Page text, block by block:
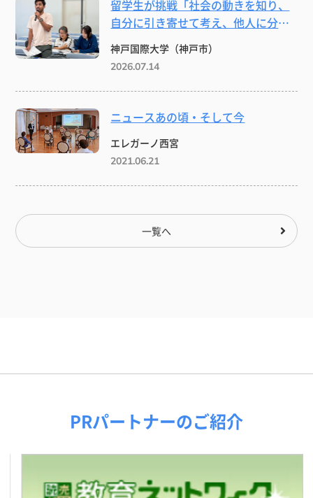
留学生が挑戦「社会の動きを知り、
自分に引き寄せて考え、他人に分か
りやすく説明する」
神戸国際大学（神戸市）
2026.07.14
ニュースあの頃・そして今
エレガーノ西宮
2021.06.21
一覧へ
PRパートナーのご紹介